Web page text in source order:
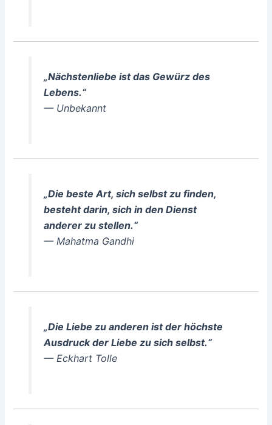
„Nächstenliebe ist das Gewürz des
Lebens.“
— Unbekannt
„Die beste Art, sich selbst zu finden,
besteht darin, sich in den Dienst
anderer zu stellen.“
— Mahatma Gandhi
„Die Liebe zu anderen ist der höchste
Ausdruck der Liebe zu sich selbst.“
— Eckhart Tolle